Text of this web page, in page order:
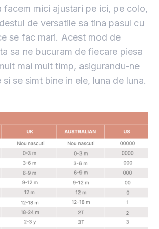
facem mici ajustari pe ici, pe colo,
de versatile sa tina pasul cu
se fac mari. Acest mod de
sa ne bucuram de fiecare piesa
mai mult timp, asigurandu-ne
se simt bine in ele, luna de luna.